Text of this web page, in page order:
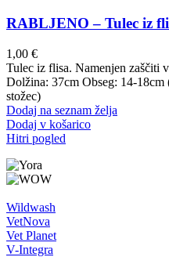
RABLJENO – Tulec iz
1,00 €
Tulec iz flisa. Namenjen zaščiti
Dolžina: 37cm Obseg: 14-
stožec)
Dodaj na seznam želja
Dodaj v košarico
Hitri pogled
Wildwash
VetNova
Vet Planet
V-Integra